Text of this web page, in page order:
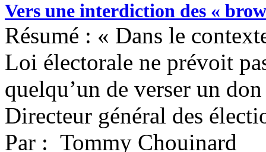
Vers une interdiction des «
Résumé : « Dans le
Loi électorale ne prévoit
quelqu’un de verser un
Directeur général des
Par : Tommy Chouinard